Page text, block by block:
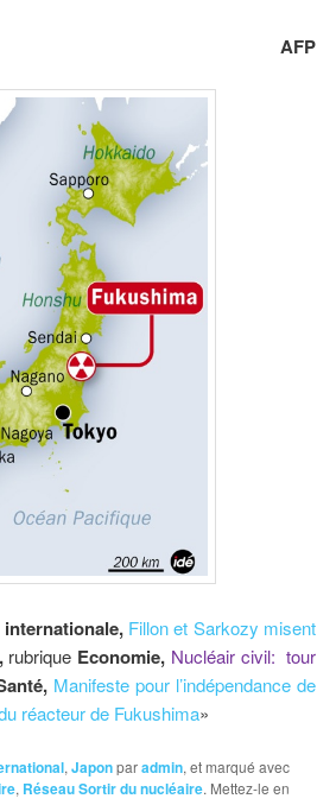
AFP
Fillon et Sarkozy misent
rubrique Economie, Nucléair civil: tour
Manifeste pour l’indépendance de
réacteur de Fukushima»
, Japonparadmin, et marqué avec
, Réseau Sortir du nucléaire. Mettez-le en